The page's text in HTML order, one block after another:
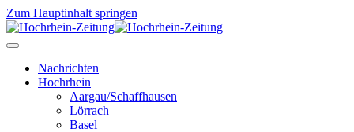
Zum Hauptinhalt springen
Nachrichten
Hochrhein
Aargau/Schaffhausen
Lörrach
Basel